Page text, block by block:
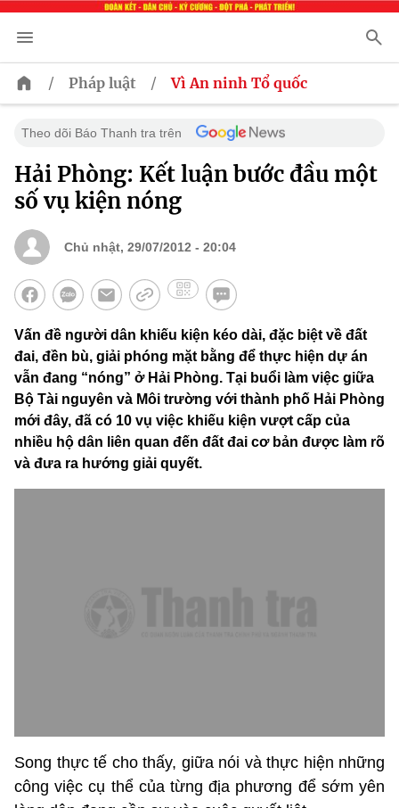
/ Pháp luật / Vì An ninh Tổ quốc
Theo dõi Báo Thanh tra trên
Hải Phòng: Kết luận bước đầu một
số vụ kiện nóng
Chủ nhật, 29/07/2012 - 20:04
Vấn đề người dân khiếu kiện kéo dài, đặc biệt về đất
đai, đền bù, giải phóng mặt bằng để thực hiện dự án
vẫn đang “nóng” ở Hải Phòng. Tại buổi làm việc giữa
Bộ Tài nguyên và Môi trường với thành phố Hải Phòng
mới đây, đã có 10 vụ việc khiếu kiện vượt cấp của
nhiều hộ dân liên quan đến đất đai cơ bản được làm rõ
và đưa ra hướng giải quyết.
Song thực tế cho thấy, giữa nói và thực hiện những
công việc cụ thể của từng địa phương để sớm yên